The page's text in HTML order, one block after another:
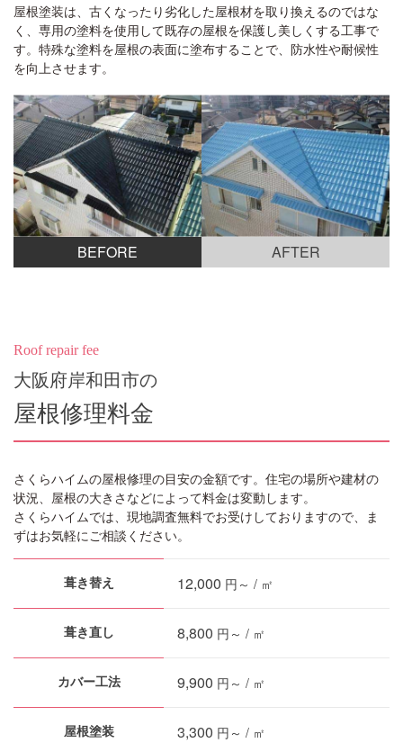
屋根塗装は、古くなったり劣化した屋根材を取り換えるのではな
く、専用の塗料を使用して既存の屋根を保護し美しくする工事で
す。特殊な塗料を屋根の表面に塗布することで、防水性や耐候性
を向上させます。
BEFORE AFTER
Roof repair fee
大阪府岸和田市の
屋根修理料金
さくらハイムの屋根修理の目安の金額です。住宅の場所や建材の
状況、屋根の大きさなどによって料金は変動します。
さくらハイムでは、現地調査無料でお受けしておりますので、ま
ずはお気軽にご相談ください。
葺き替え 12,000 円～ / ㎡
葺き直し 8,800 円～ / ㎡
カバー工法 9,900 円～ / ㎡
屋根塗装 3,300 円～ / ㎡